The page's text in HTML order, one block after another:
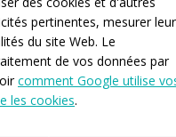
pertinentes, mesurer
du site Web. Le
de vos données par
comment Google utilise
les cookies.